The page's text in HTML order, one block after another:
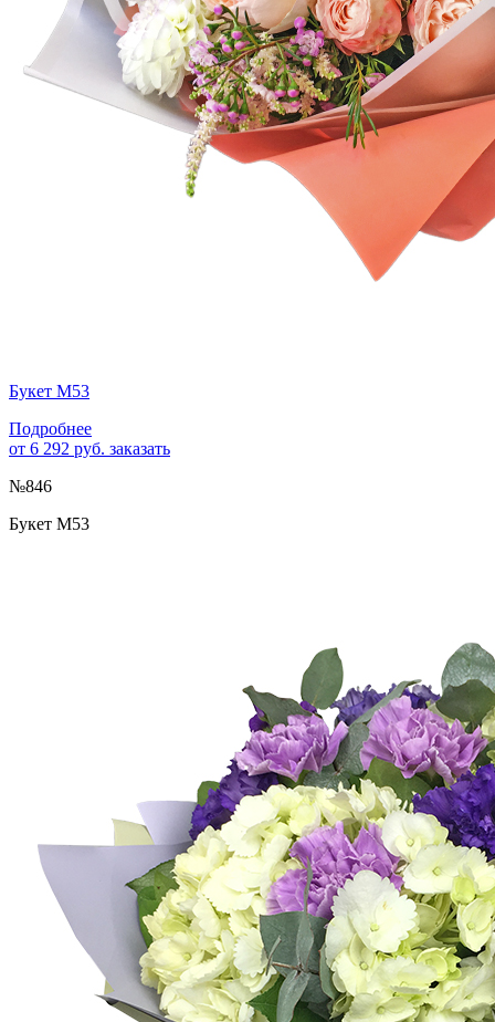
Букет М53
Подробнее
от 6 292 руб. заказать
№846
Букет М53